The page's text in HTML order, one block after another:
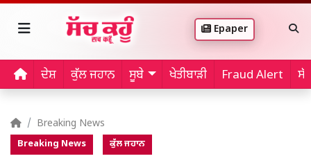
Epaper
ਦੇਸ਼ ਕੁੱਲ ਜਹਾਨ ਸੂਬੇ ਖੇਤੀਬਾੜੀ Fraud Alert
Breaking News
Breaking News ਕੁੱਲ ਜਹਾਨ